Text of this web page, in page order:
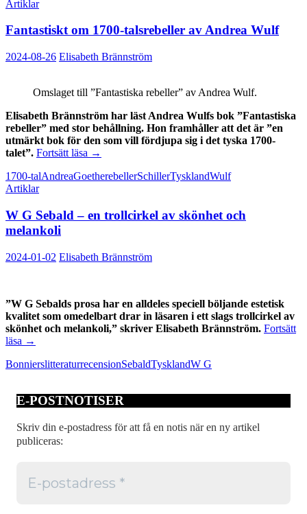
Artiklar
Fantastiskt om 1700-talsrebeller av Andrea Wulf
2024-08-26 Elisabeth Brännström
Omslaget till ”Fantastiska rebeller” av Andrea Wulf.
Elisabeth Brännström har läst Andrea Wulfs bok ”Fantastiska
rebeller” med stor behållning. Hon framhåller att det är ”en
utmärkt bok för den som vill fördjupa sig i det tyska 1700-
talet”. Fortsätt läsa Fantastiskt
1700-
Andrea
→
1700-talAndreaGoetherebellerSchillerTysklandWulf
Artiklar
W G Sebald ‒ en trollcirkel av skönhet och
melankoli
2024-01-02 Elisabeth Brännström
”W G Sebalds prosa har en alldeles speciell böljande estetisk
kvalitet som omedelbart drar in läsaren i ett slags trollcirkel av
skönhet och melankoli,” skriver Elisabeth Brännström. Fortsätt
läsa W
Sebald
trollcirkel
skönhet
och
→
BonnierslitteraturrecensionSebaldTysklandW G
E-POSTNOTISER
Skriv din e-postadress för att få en notis när en ny artikel
publiceras: